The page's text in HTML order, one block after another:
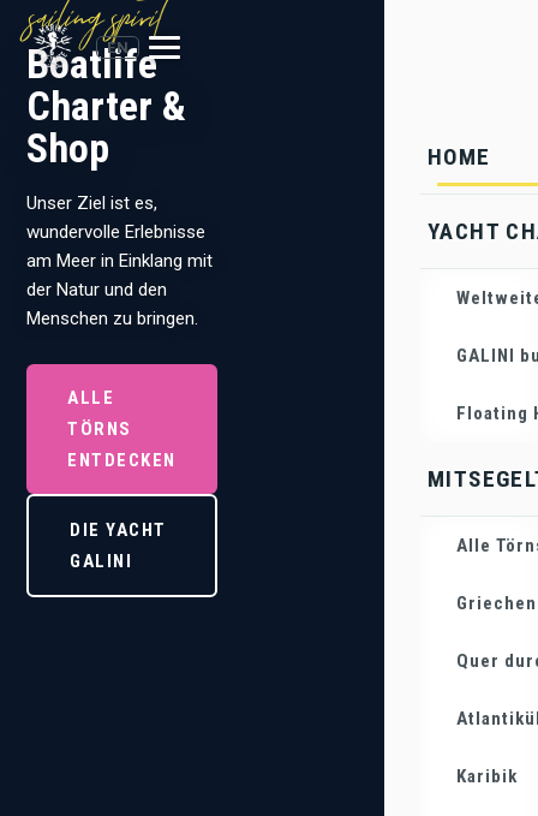
EN
HOME
YACHT
GALINI
Floating
Alle
Quer
Karibik
sailing spirit
Boatlife
Charter &
Shop
Unser Ziel ist es,
wundervolle Erlebnisse
am Meer in Einklang mit
der Natur und den
Menschen zu bringen.
ALLE
TÖRNS
ENTDECKEN
DIE YACHT
GALINI
Deine Yacht
Bareboat,
Skippered
& Cabin
Aussergewöhnliche
Trips auf
herausragenden
Yachten! Miete das
ganze Boot mit und
unseren Cabin Charter
Angeboten.
ALLE
TÖRNS
ENTDECKEN